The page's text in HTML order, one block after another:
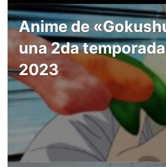
Anime de
una 2da
2023